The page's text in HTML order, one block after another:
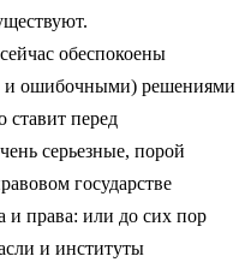
обеспокоены
и ошибочными) решениями
ставит перед
серьезные, порой
государстве
и права: или до сих пор
и институты